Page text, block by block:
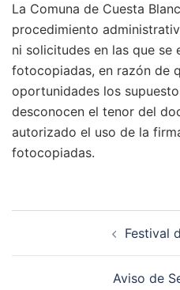
La Comuna de Cuesta
procedimiento
ni solicitudes en las que se
fotocopiadas, en razón de
oportunidades los
desconocen el tenor del
autorizado el uso de la
fotocopiadas.
Festival
Aviso de